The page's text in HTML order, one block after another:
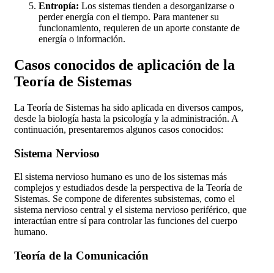
Entropía: Los sistemas tienden a desorganizarse o
perder energía con el tiempo. Para mantener su
funcionamiento, requieren de un aporte constante de
energía o información.
Casos conocidos de aplicación de la
Teoría de Sistemas
La Teoría de Sistemas ha sido aplicada en diversos campos,
desde la biología hasta la psicología y la administración. A
continuación, presentaremos algunos casos conocidos:
Sistema Nervioso
El sistema nervioso humano es uno de los sistemas más
complejos y estudiados desde la perspectiva de la Teoría de
Sistemas. Se compone de diferentes subsistemas, como el
sistema nervioso central y el sistema nervioso periférico, que
interactúan entre sí para controlar las funciones del cuerpo
humano.
Teoría de la Comunicación